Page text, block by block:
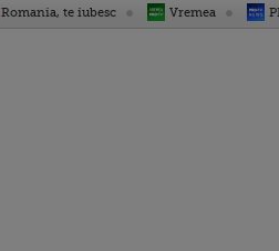
Romania, te iubesc Vremea